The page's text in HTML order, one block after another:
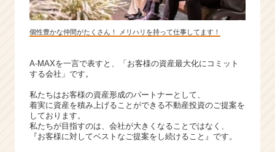
個性豊かな仲間がたくさん！ メリハリを持って仕事してます！
A-MAXを一言で表すと、「お客様の資産最大化にコミット
する会社」です。
私たちはお客様の資産形成のパートナーとして、
着実に資産を積み上げることができる不動産投資のご提案を
しております。
私たちが目指すのは、会社が大きくなることではなく、
『お客様に対してベストなご提案をし続けること』です。